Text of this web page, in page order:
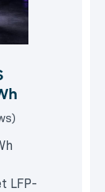
LFP-